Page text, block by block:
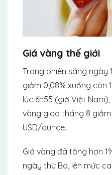
Giá vàng thế giới
Trong phiên sáng ngày
giảm 0,08% xuống còn
lúc 6h55 (giờ Việt
vàng giao tháng 8 giảm
USD/ounce.
Giá vàng đã tăng hơn
ngày thứ Ba, lên mức